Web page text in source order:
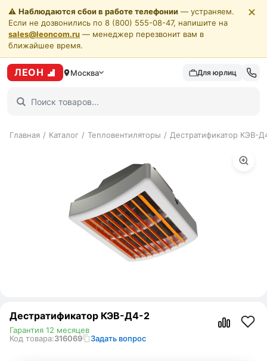
⚠️ Наблюдаются сбои в работе телефонии — устраняем.
Если не дозвонились по 8 (800) 555-08-47, напишите на
sales@leoncom.ru — менеджер перезвонит вам в
ближайшее время.
✕
ЛЕОН Москва Для юрлиц
Главная / Каталог / Тепловентиляторы / Дестратификатор КЭВ-
Дестратификатор КЭВ-Д4-2
Код товара:316069 Задать вопрос
Гарантия 12 месяцев